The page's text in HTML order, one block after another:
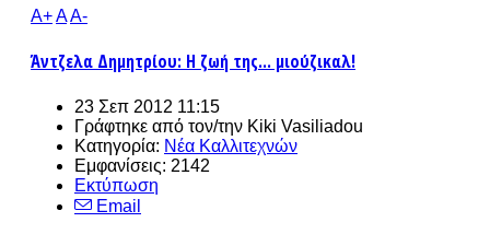
A+AA-
Άντζελα Δημητρίου: Η ζωή της... μιούζικαλ!
23 Σεπ 2012 11:15
Γράφτηκε από τον/την Kiki Vasiliadou
Κατηγορία: Νέα Καλλιτεχνών
Εμφανίσεις: 2142
Εκτύπωση
Email